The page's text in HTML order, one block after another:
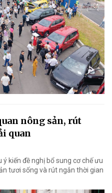
nông sản, rút
quan
kiến đề nghị bổ sung cơ chế ưu
tươi sống và rút ngắn thời gian